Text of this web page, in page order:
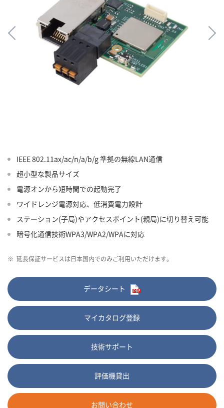
IEEE 802.11ax/ac/n/a/b/g 準拠の無線LAN通信
超小型な製品サイズ
電源オンから短時間での起動完了
ワイドレンジ電源対応、低消費電力設計
ステーション(子局)やアクセスポイント(親局)に切り替え可能
暗号化通信技術WPA3/WPA2/WPAに対応
※ 延長保証サービスは日本国内でのみご利用いただけます。
データシート
マイカタログ登録
技術サポート
評価機貸出
お問い合わせ